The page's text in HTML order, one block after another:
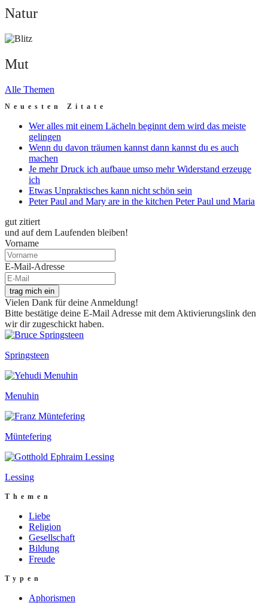
Natur
Mut
Mut
Alle Themen
Neuesten Zitate
Wer alles mit einem Lächeln beginnt dem wird das meiste
gelingen
Wenn du davon träumen kannst dann kannst du es auch
machen
Je mehr Druck ich aufbaue umso mehr Widerstand erzeuge
ich
Etwas Unpraktisches kann nicht schön sein
Peter Paul and Mary are in the kitchen Peter Paul und Maria
gut zitiert
und auf dem Laufenden bleiben!
Vorname
E-Mail-Adresse
trag mich ein
Vielen Dank für deine Anmeldung!
Bitte bestätige deine E-Mail Adresse mit dem Aktivierungslink den
wir dir zugeschickt haben.
Springsteen
Menuhin
Müntefering
Lessing
Themen
Liebe
Religion
Gesellschaft
Bildung
Freude
Typen
Aphorismen